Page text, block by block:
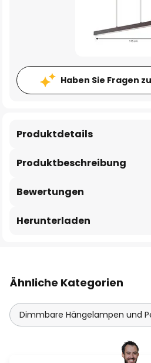
Haben Sie Fragen
Produktbeschreibung
Produktdetails
Bewertungen
Herunterladen
Ähnliche Kategorien
Dimmbare Hängelampen und